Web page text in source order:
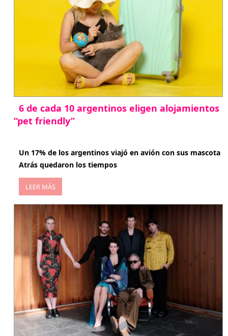
6 de cada 10 argentinos eligen alojamientos
“pet friendly”
Un 17% de los argentinos viajó en avión con sus mascota
Atrás quedaron los tiempos
LEER MÁS